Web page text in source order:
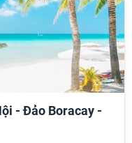
- Đảo Boracay -